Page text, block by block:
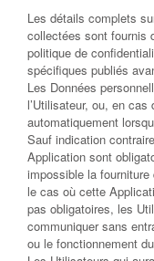
Les détails complets
collectées sont fournis
politique de
spécifiques publiés
Les Données
l’Utilisateur, ou, en
automatiquement
Sauf indication
Application sont
impossible la
le cas où cette
pas obligatoires, les
communiquer sans
ou le fonctionnement